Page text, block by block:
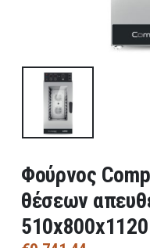
Φούρνος
θέσεων